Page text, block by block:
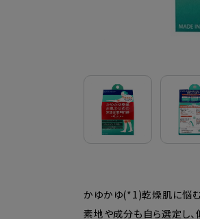
かゆかゆ(*1)乾燥肌に悩む
素地や成分も自ら選定し、